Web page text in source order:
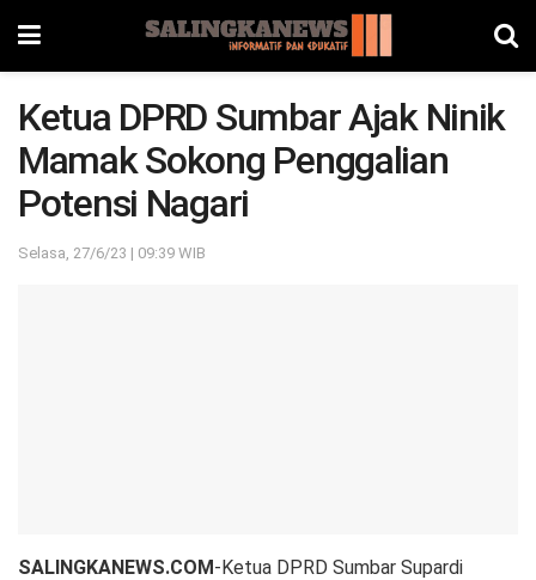
Ketua DPRD Sumbar Ajak Ninik
Mamak Sokong Penggalian
Potensi Nagari
Selasa, 27/6/23 | 09:39 WIB
SALINGKANEWS.COM-Ketua DPRD Sumbar Supardi